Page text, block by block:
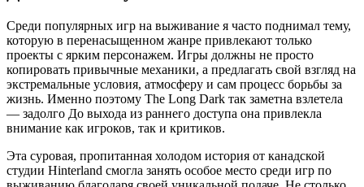
Среди популярных игр на выживание я часто поднимал тему,
которую в перенасыщенном жанре привлекают только
проекты с ярким персонажем. Игры должны не просто
копировать привычные механики, а предлагать свой взгляд на
экстремальные условия, атмосферу и сам процесс борьбы за
жизнь. Именно поэтому The Long Dark так заметна взлетела
— задолго До выхода из раннего доступа она привлекла
внимание как игроков, так и критиков.
Эта суровая, пропитанная холодом история от канадской
студии Hinterland смогла занять особое место среди игр по